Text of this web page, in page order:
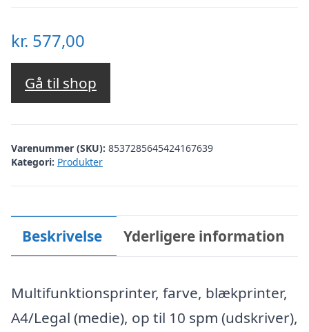
kr. 577,00
Gå til shop
Varenummer (SKU): 8537285645424167639
Kategori: Produkter
Beskrivelse Yderligere information
Multifunktionsprinter, farve, blækprinter,
A4/Legal (medie), op til 10 spm (udskriver),